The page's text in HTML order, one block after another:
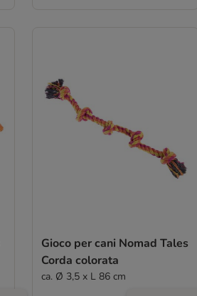
Gioco per cani Nomad Tales
Corda colorata
ca. Ø 3,5 x L 86 cm